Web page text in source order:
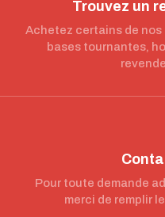
Trouvez un
Achetez certains de
bases tournantes,
Pour toute demande
merci de remplir